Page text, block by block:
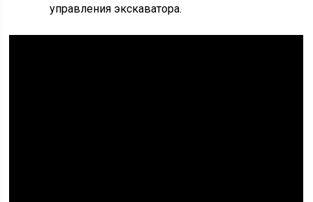
управления экскаватора.